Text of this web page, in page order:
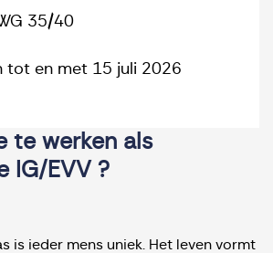
35/40
tot en met 15 juli 2026
te werken als
IG/EVV ?
is ieder mens uniek. Het leven vormt